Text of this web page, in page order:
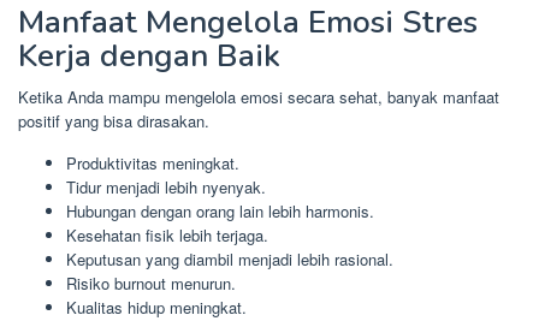
Manfaat Mengelola Emosi Stres
Kerja dengan Baik
Ketika Anda mampu mengelola emosi secara sehat, banyak manfaat
positif yang bisa dirasakan.
Produktivitas meningkat.
Tidur menjadi lebih nyenyak.
Hubungan dengan orang lain lebih harmonis.
Kesehatan fisik lebih terjaga.
Keputusan yang diambil menjadi lebih rasional.
Risiko burnout menurun.
Kualitas hidup meningkat.